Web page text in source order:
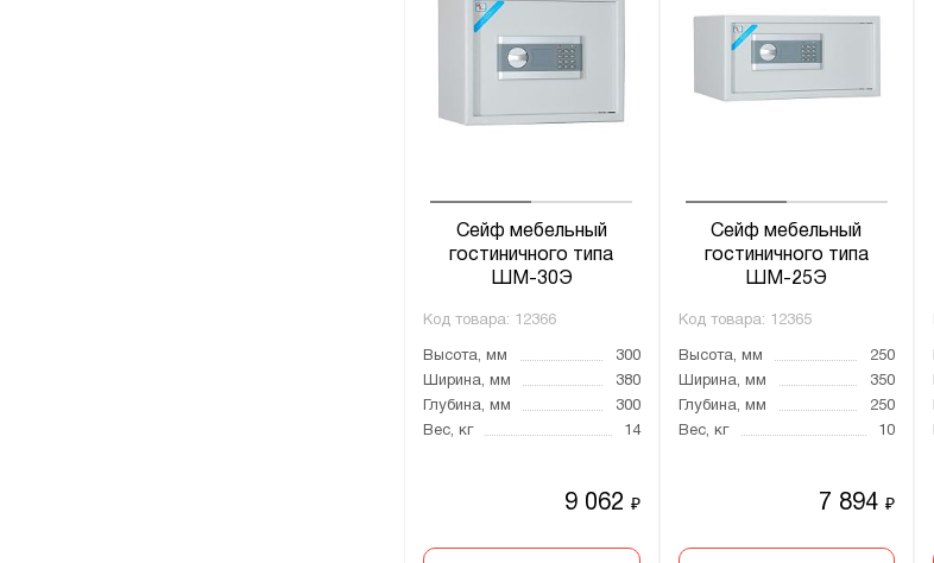
Сейф мебельный
гостиничного типа
ШМ-30Э
Код товара: 12366
Высота, мм
300
Ширина, мм
380
Глубина, мм
300
Вес, кг
14
9 062 ₽
Сейф мебельный
гостиничного типа
ШМ-25Э
Код товара: 12365
Высота, мм
250
Ширина, мм
350
Глубина, мм
250
Вес, кг
10
7 894₽